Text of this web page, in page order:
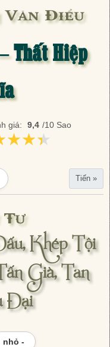
Văn Điểu
Thất Hiệp
giá: 9,4 /10 Sao
Tiến »
Khép Tội
Già, Tan
Đại
nhỏ -